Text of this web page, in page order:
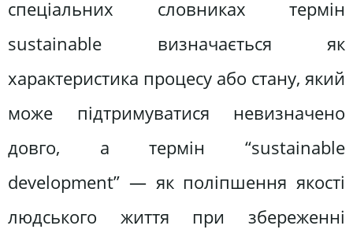
спеціальних словниках термін
sustainable визначається як
характеристика процесу або стану, який
може підтримуватися невизначено
довго, а термін “sustainable
development” — як поліпшення якості
людського життя при збереженні